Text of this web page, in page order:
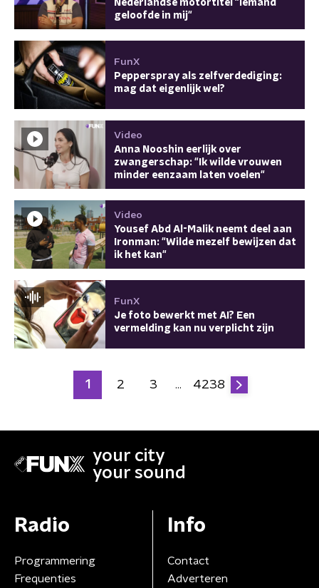
Nederlandse motortitel "Iemand
geloofde in mij"
FunX
Pepperspray als zelfverdediging:
mag dat eigenlijk wel?
Video
Anna Nooshin eerlijk over
zwangerschap: "Ik wilde vrouwen
minder eenzaam laten voelen"
Video
Yousef Abd Al-Malik neemt deel aan
Ironman: "Wilde mezelf bewijzen dat
ik het kan"
FunX
Je foto bewerkt met AI? Een
vermelding kan nu verplicht zijn
1 2 3 … 4238
your city
your sound
Radio
Programmering
Frequenties
Info
Contact
Adverteren